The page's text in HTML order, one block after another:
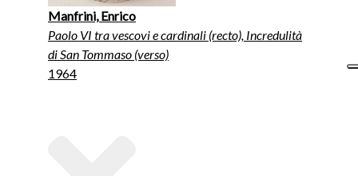
Manfrini, Enrico
Paolo VI tra vescovi e cardinali (recto), Incredulità
di San Tommaso (verso)
1964